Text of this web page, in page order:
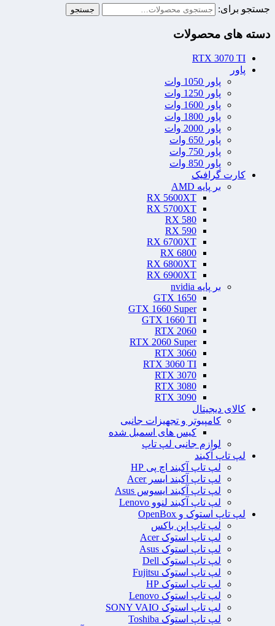
جستجو برای: جستجو
دسته های محصولات
RTX 3070 TI
پاور
پاور 1050 وات
پاور 1250 وات
پاور 1600 وات
پاور 1800 وات
پاور 2000 وات
پاور 650 وات
پاور 750 وات
پاور 850 وات
کارت گرافیک
بر پایه AMD
RX 5600XT
RX 5700XT
RX 580
RX 590
RX 6700XT
RX 6800
RX 6800XT
RX 6900XT
بر پایه nvidia
GTX 1650
GTX 1660 Super
GTX 1660 TI
RTX 2060
RTX 2060 Super
RTX 3060
RTX 3060 TI
RTX 3070
RTX 3080
RTX 3090
کالای دیجیتال
کامپیوتر و تجهیزات جانبی
کیس های اسمبل شده
لوازم جانبی لپ تاپ
لپ تاپ آکبند
لپ تاپ آکبند اچ پی HP
لپ تاپ آکبند ایسر Acer
لپ تاپ آکبند ایسوس Asus
لپ تاپ آکبند لنوو Lenovo
لپ تاپ استوک و OpenBox
لپ تاپ اپن باکس
لپ تاپ استوک Acer
لپ تاپ استوک Asus
لپ تاپ استوک Dell
لپ تاپ استوک Fujitsu
لپ تاپ استوک HP
لپ تاپ استوک Lenovo
لپ تاپ استوک SONY VAIO
لپ تاپ استوک Toshiba